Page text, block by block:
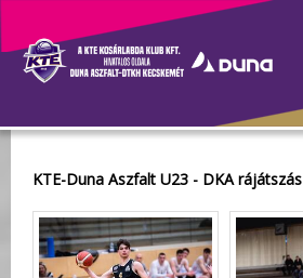
Galéria
KTE-Duna Aszfalt U23 - DKA rájátszás